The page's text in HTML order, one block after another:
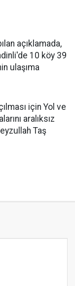
açıklamada,
10 köy 39
ulaşıma
için Yol ve
aralıksız
Taş